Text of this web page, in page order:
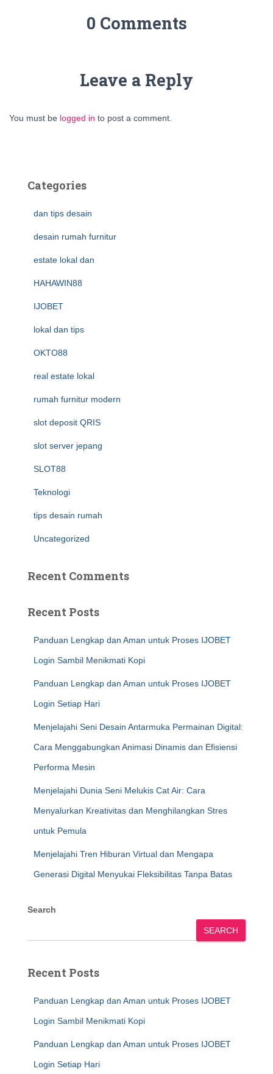
0 Comments
Leave a Reply
You must be logged in to post a comment.
Categories
dan tips desain
desain rumah furnitur
estate lokal dan
HAHAWIN88
IJOBET
lokal dan tips
OKTO88
real estate lokal
rumah furnitur modern
slot deposit QRIS
slot server jepang
SLOT88
Teknologi
tips desain rumah
Uncategorized
Recent Comments
Recent Posts
Panduan Lengkap dan Aman untuk Proses IJOBET
Login Sambil Menikmati Kopi
Panduan Lengkap dan Aman untuk Proses IJOBET
Login Setiap Hari
Menjelajahi Seni Desain Antarmuka Permainan Digital:
Cara Menggabungkan Animasi Dinamis dan Efisiensi
Performa Mesin
Menjelajahi Dunia Seni Melukis Cat Air: Cara
Menyalurkan Kreativitas dan Menghilangkan Stres
untuk Pemula
Menjelajahi Tren Hiburan Virtual dan Mengapa
Generasi Digital Menyukai Fleksibilitas Tanpa Batas
Search
SEARCH
Recent Posts
Panduan Lengkap dan Aman untuk Proses IJOBET
Login Sambil Menikmati Kopi
Panduan Lengkap dan Aman untuk Proses IJOBET
Login Setiap Hari